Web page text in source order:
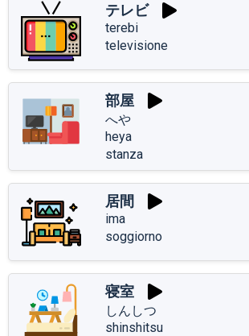
テレビ
terebi
televisione
部屋
へや
heya
stanza
居間
ima
soggiorno
寝室
しんしつ
shinshitsu